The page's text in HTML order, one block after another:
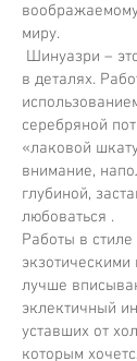
миру.
Шинуазри –
в деталях.
серебряной
«лаковой
внимание,
глубиной,
любоваться .
Работы в
лучше
эклектичный
уставших от
которым